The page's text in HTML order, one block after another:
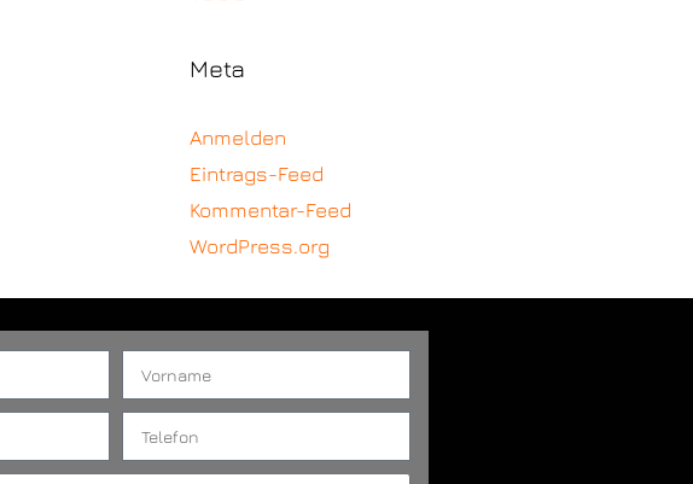
Meta
Anmelden
Eintrags-Feed
Kommentar-Feed
WordPress.org